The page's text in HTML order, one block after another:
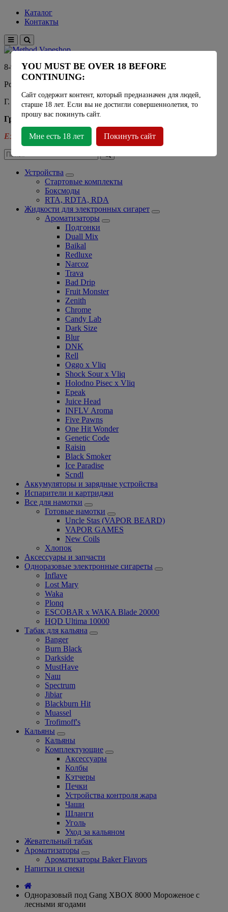
Каталог
Контакты
8-915-450-21-92
Розничный магазин Method Vapeshop
Г. Москва, улица Южнобутовская 36
График работы
Ежедневно - 11:00 - 21:00
Устройства
Стартовые комплекты
Боксмоды
RTA, RDTA, RDA
Жидкости для электронных сигарет
Ароматизаторы
Подгонки
Duall Mix
Baikal
Redluxe
Narcoz
Trava
Bad Drip
Fruit Monster
Zenith
Chrome
Candy Lab
Dark Size
Blur
DNK
Rell
Oggo x Vliq
Shock Sour x Vliq
Holodno Pisec x Vliq
Epeak
Juice Head
INFLV Aroma
Five Pawns
One Hit Wonder
Genetic Code
Raisin
Black Smoker
Ice Paradise
Scndl
Аккумуляторы и зарядные устройства
Испарители и картриджи
Все для намотки
Готовые намотки
Uncle Stas (VAPOR BEARD)
VAPOR GAMES
New Coils
Хлопок
Аксессуары и запчасти
Одноразовые электронные сигареты
Inflave
Lost Mary
Waka
Plonq
ESCOBAR x WAKA Blade 20000
HQD Ultima 10000
Табак для кальяна
Banger
Burn Black
Darkside
MustHave
Nаш
Spectrum
Jibiar
Blackburn Hit
Muassel
Trofimoff's
Кальяны
Кальяны
Комплектующие
Аксессуары
Колбы
Кэтчеры
Печки
Устройства контроля жара
Чаши
Шланги
Уголь
Уход за кальяном
Жевательный табак
Ароматизаторы
Ароматизаторы Baker Flavors
Напитки и снеки
Одноразовый под Gang XBOX 8000 Мороженое с
лесными ягодами
YOU MUST BE OVER 18 BEFORE
CONTINUING:
Сайт содержит контент, который предназначен для людей,
старше 18 лет. Если вы не достигли совершеннолетия, то
прошу вас покинуть сайт.
Мне есть 18 лет Покинуть сайт